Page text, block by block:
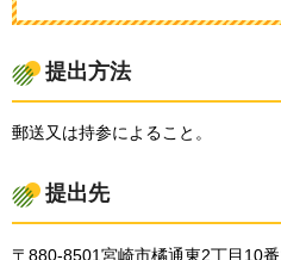
提出方法
郵送又は持参によること。
提出先
〒880-8501宮崎市橘通東2丁目10